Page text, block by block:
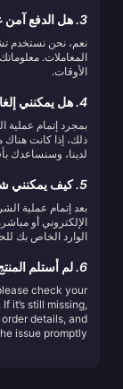
3. هل الدفع
نعم، نحن نستخدم
المعاملات.
الأوقات.
4. هل يمكنني
بمجرد إتمام عملية
ذلك، إذا كانت
لدينا، وسنساعدك
5. كيف يمكنني
بعد إتمام عملية
الإلكتروني أو
الوارد الخاص بك
6. لم أستلم
check your
it’s still missing,
details, and
issue promptly.